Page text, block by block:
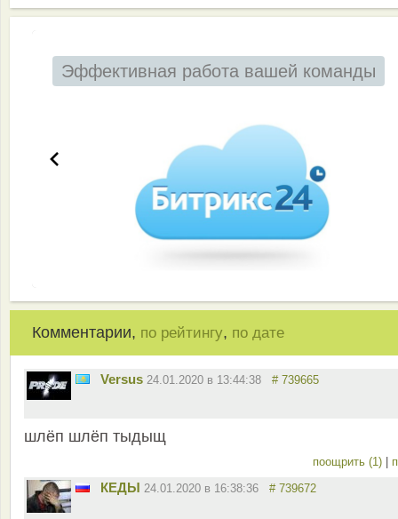
Эффективная работа вашей команды
Комментарии, по рейтингу, по дате
Versus 24.01.2020 в 13:44:38 # 739665
шлёп шлёп тыдыщ
поощрить (1) |
КЕДЫ 24.01.2020 в 16:38:36 # 739672